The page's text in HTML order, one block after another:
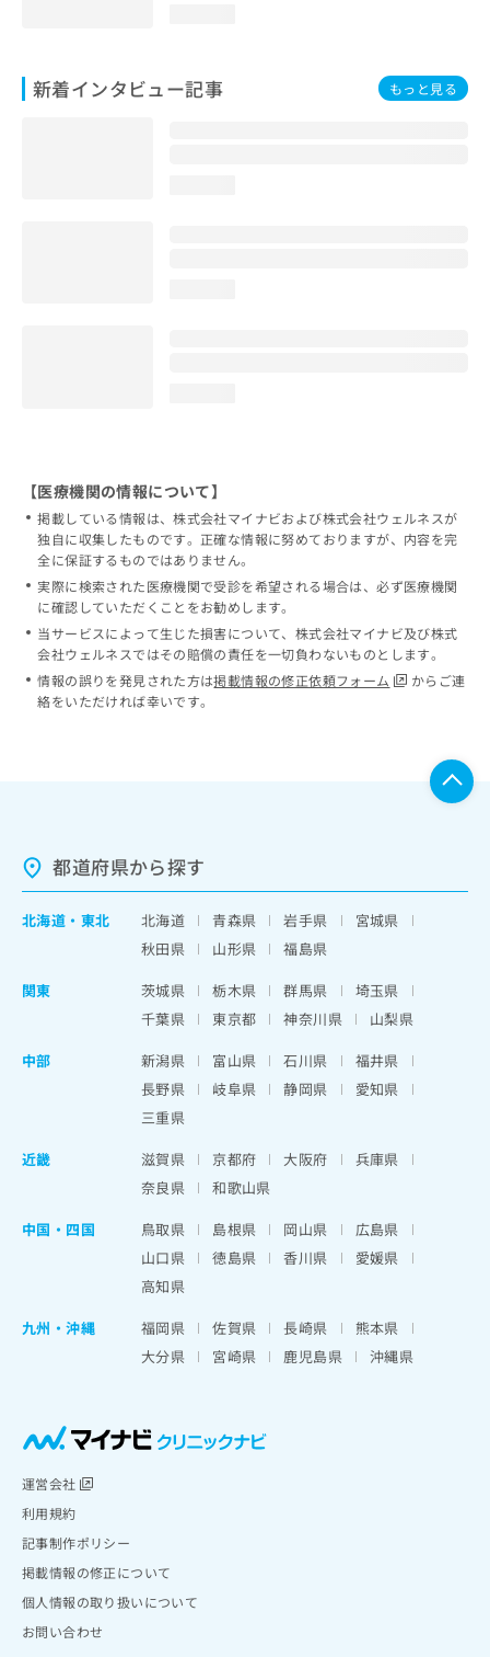
新着インタビュー記事 もっと見る
【医療機関の情報について】
掲載している情報は、株式会社マイナビおよび株式会社ウェルネスが
独自に収集したものです。正確な情報に努めておりますが、内容を完
全に保証するものではありません。
実際に検索された医療機関で受診を希望される場合は、必ず医療機関
に確認していただくことをお勧めします。
当サービスによって生じた損害について、株式会社マイナビ及び株式
会社ウェルネスではその賠償の責任を一切負わないものとします。
情報の誤りを発見された方は掲載情報の修正依頼フォーム
からご連
絡をいただければ幸いです。
都道府県から探す
北海道 ・ 東北 北海道 青森県 岩手県
宮城県
秋田県
山形県
福島県
関東
茨城県 栃木県 群馬県
埼玉県
千葉県
東京都 神奈川県
山梨県
中部
新潟県 富山県 石川県
福井県
長野県
岐阜県 静岡県
愛知県
三重県
近畿
滋賀県 京都府 大阪府
兵庫県
奈良県
和歌山県
中国・四国
鳥取県 島根県 岡山県
広島県
山口県
徳島県 香川県
愛媛県
高知県
九州・沖縄
福岡県 佐賀県 長崎県
熊本県
大分県
宮崎県 鹿児島県 沖縄県
運営会社
利用規約
記事制作ポリシー
掲載情報の修正について
個人情報の取り扱いについて
お問い合わせ